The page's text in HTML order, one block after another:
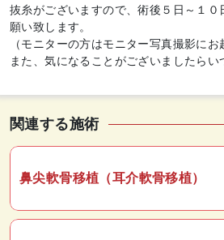
抜糸がございますので、術後５日～１０
願い致します。
（モニターの方はモニター写真撮影にお
また、気になることがございましたらい
関連する施術
鼻尖軟骨移植（耳介軟骨移植）